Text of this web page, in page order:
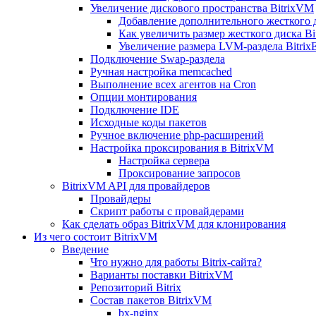
Увеличение дискового пространства BitrixVM
Добавление дополнительного
Как увеличить размер жесткого диска
Увеличение размера LVM-раздела
Подключение Swap-раздела
Ручная настройка memcached
Выполнение всех агентов на Cron
Опции монтирования
Подключение IDE
Исходные коды пакетов
Ручное включение php-расширений
Настройка проксирования в BitrixVM
Настройка сервера
Проксирование запросов
BitrixVM API для провайдеров
Провайдеры
Скрипт работы с провайдерами
Как сделать образ BitrixVM для клонирования
Из чего состоит BitrixVM
Введение
Что нужно для работы Bitrix-сайта?
Варианты поставки BitrixVM
Репозиторий Bitrix
Состав пакетов BitrixVM
bx-nginx